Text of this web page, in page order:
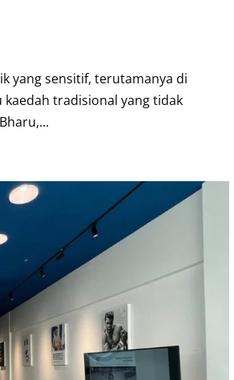
yang sensitif, terutamanya di
tradisional yang tidak